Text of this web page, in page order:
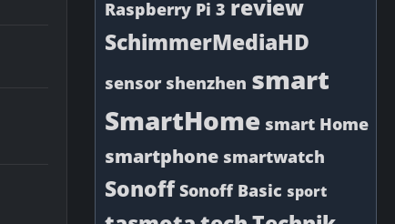
Raspberry Pi 3 review
SchimmerMediaHD
sensor shenzhen smart
SmartHome smart Home
smartphone smartwatch
Sonoff Sonoff Basic sport